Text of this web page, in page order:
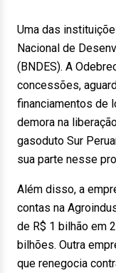
Uma das
Nacional de
(BNDES). A
concessões,
financiamentos de
demora na
gasoduto Sur
sua parte nesse
Além disso, a
contas na
de R$ 1 bilhão em
bilhões. Outra
que renegocia